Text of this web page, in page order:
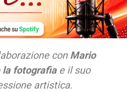
conMario
fotografiae il suo
artistica.